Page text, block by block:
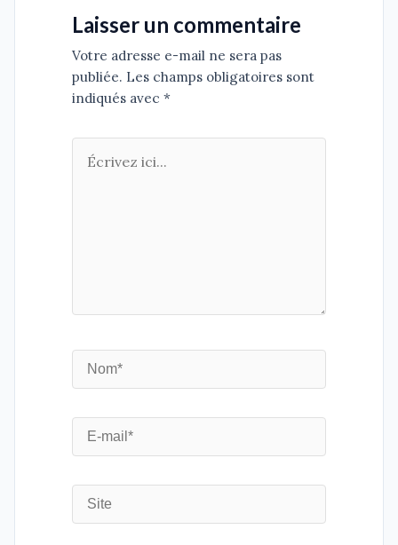
Laisser un commentaire
Votre adresse e-mail ne sera pas
publiée. Les champs obligatoires sont
indiqués avec *